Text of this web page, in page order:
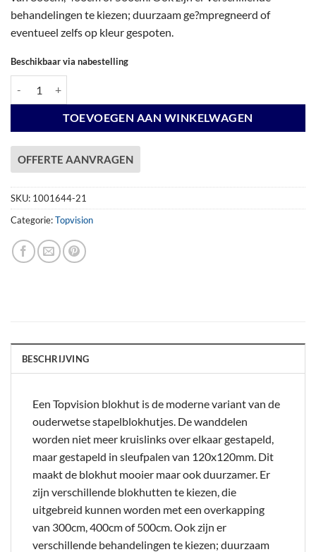
behandelingen te kiezen; duurzaam ge?mpregneerd of
eventueel zelfs op kleur gespoten.
Beschikbaar via nabestelling
TOEVOEGEN AAN WINKELWAGEN
OFFERTE AANVRAGEN
SKU: 1001644-21
Categorie:Topvision
BESCHRIJVING
Een Topvision blokhut is de moderne variant van de
ouderwetse stapelblokhutjes. De wanddelen
worden niet meer kruislinks over elkaar gestapeld,
maar gestapeld in sleufpalen van 120x120mm. Dit
maakt de blokhut mooier maar ook duurzamer. Er
zijn verschillende blokhutten te kiezen, die
uitgebreid kunnen worden met een overkapping
van 300cm, 400cm of 500cm. Ook zijn er
verschillende behandelingen te kiezen; duurzaam